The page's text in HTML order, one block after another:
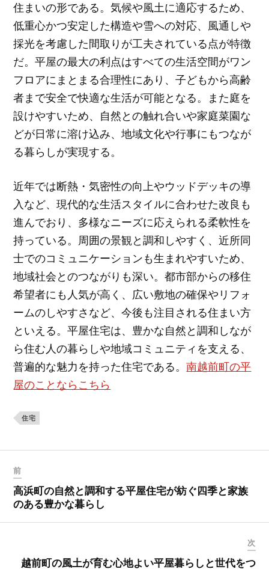
住まいの形である。気候や風土に適応するため、
低重心かつ安定した構造や雪への対応、風通しや
採光を考慮した間取りが工夫されている点が特徴
だ。平屋の最大の利点はすべての生活空間がワン
フロアにまとまる合理性にあり、子どもから高齢
者まで安全で快適な生活が可能となる。また庭を
設けやすいため、自然との触れ合いや家庭菜園な
どが日常に溶け込み、地域文化や行事にもつなが
る暮らしが実現する。
近年では断熱・気密性の向上やウッドデッキの導
入など、現代的な生活スタイルに合わせた改良も
進んでおり、多様なニーズに応えられる柔軟性を
持っている。周囲の景観と調和しやすく、近所同
士でのコミュニケーションも生まれやすいため、
地域社会とのつながりも深い。都市部からの移住
希望者にも人気が高く、広い敷地の確保やリフォ
ームのしやすさなど、今後も注目される住まい方
といえる。平屋住宅は、豊かな自然と調和しなが
ら住む人の暮らしや地域コミュニティを支える、
普遍的な魅力を持った住宅である。南越前町の平
屋のことならこちら
住宅
前
高浜町の自然と調和する平屋住宅が紡ぐ四季と家族
のある豊かな暮らし
次
越前町の風土が育む心地よい平屋暮らしと世代をつ